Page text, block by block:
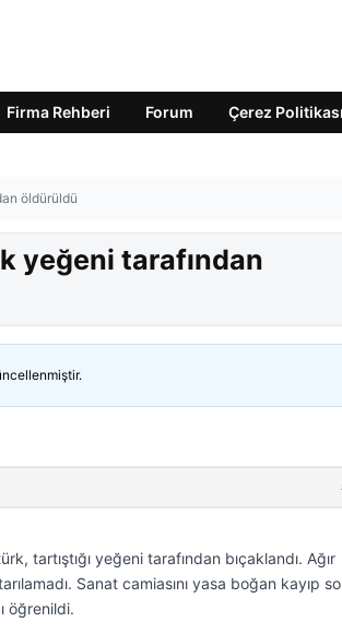
Firma Rehberi Forum Çerez Politikası
öldürüldü
yeğeni tarafından
tartıştığı yeğeni tarafından bıçaklandı. Ağır
Sanat camiasını yasa boğan kayıp
öğrenildi.